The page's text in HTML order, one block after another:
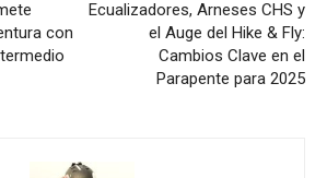
con
Ecualizadores, Arneses CHS y
el Auge del Hike & Fly:
Cambios Clave en el
Parapente para 2025